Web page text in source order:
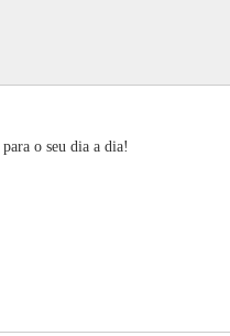
o seu dia a dia!